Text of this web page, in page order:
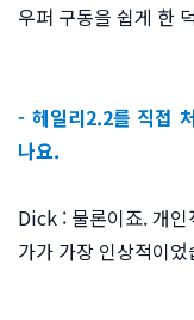
우퍼 구동을 쉽게 한
- 헤일리2.2를 직접
나요.
Dick : 물론이죠. 개
가가 가장 인상적이